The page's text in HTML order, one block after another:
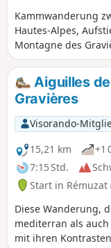
Kammwanderung
Hautes-Alpes,
Montagne des
Aiguilles de
Überquerung des
du Raton bis zum
(oder Col de la
Panoramablick auf
Mont Ventoux im
Dévoluy und dem
der Nähe Blick auf
Lance und
l'Archier und die 3
Aiguilles
Gravières
Visorando-
15,21 km
+1
7:15 Std.
Start in Rémuzat
Diese Wanderung,
mediterran als
mit ihren